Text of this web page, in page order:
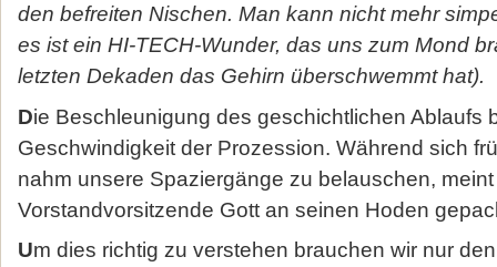
den befreiten Nischen. Man kann nicht mehr
es ist ein HI-TECH-Wunder, das uns zum Mond
letzten Dekaden das Gehirn überschwemmt hat).
Die Beschleunigung des geschichtlichen Ablaufs
Geschwindigkeit der Prozession. Während sich
nahm unsere Spaziergänge zu belauschen,
Vorstandvorsitzende Gott an seinen Hoden
Um dies richtig zu verstehen brauchen wir nur